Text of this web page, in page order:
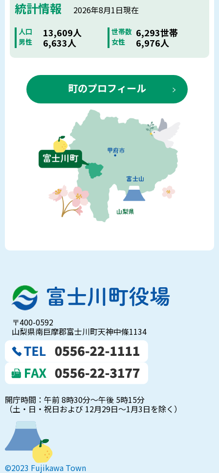
統計情報 2026年8月1日現在
人口 13,609人 世帯数 6,293世帯
男性 6,633人 女性 6,976人
町のプロフィール
〒400-0592
山梨県南巨摩郡富士川町天神中條1134
開庁時間：午前 8時30分～午後 5時15分
（土・日・祝日および 12月29日～1月3日を除く）
©2023 Fujikawa Town